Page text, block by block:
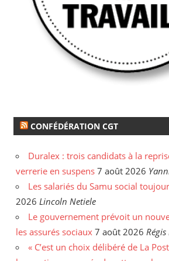
CONFÉDÉRATION CGT
Duralex : trois candidats à la
verrerie en suspens 7 août 2026
Les salariés du Samu social
2026 Lincoln Netiele
Le gouvernement prévoit un
les assurés sociaux 7 août 2026
« C’est un choix délibéré de La